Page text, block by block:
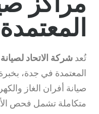
تُعد شركة الاتحاد
المعتمدة في جدة،
صيانة أفران الغاز
متكاملة تشمل فحص